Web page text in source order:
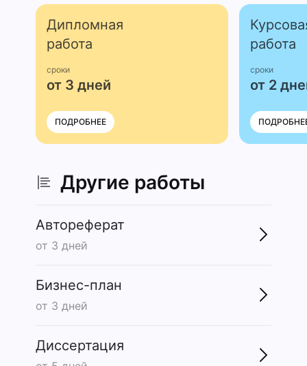
Дипломная
работа
сроки
от 3 дней
ПОДРОБНЕЕ
работа
сроки
от 2
Другие работы
Автореферат
от 3 дней
Бизнес-план
от 3 дней
Диссертация